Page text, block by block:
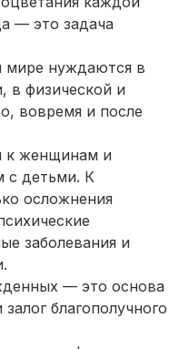
— это задача
нуждаются в
в физической и
вовремя и после
к женщинам и
с детьми. К
осложнения
заболевания и
— это основа
благополучного